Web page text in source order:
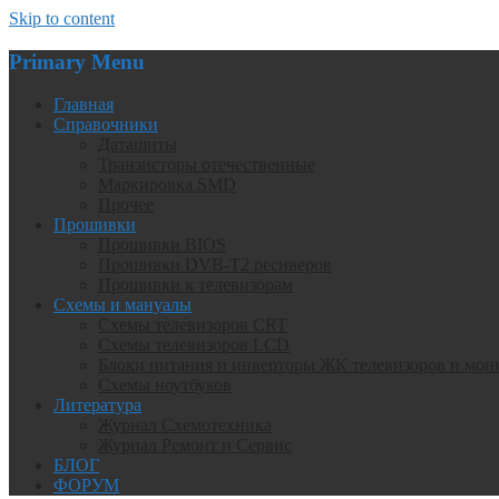
Skip to content
Primary Menu
Главная
Справочники
Прошивки
Схемы и мануалы
Литература
БЛОГ
ФОРУМ